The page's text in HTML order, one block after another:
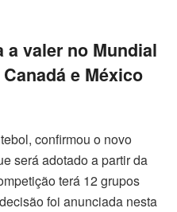
a valer no Mundial
e México
confirmou o novo
será adotado a partir da
terá 12 grupos
foi anunciada nesta